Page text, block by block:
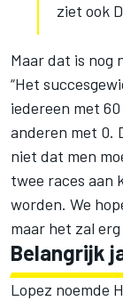
ziet ook
Maar dat is nog
“Het
iedereen met
anderen met 0.
niet dat men
twee races aan
worden. We
maar het zal
Belangrijk
Lopez noemde